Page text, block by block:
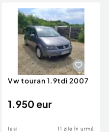
Vw touran 1.9tdi 2007
1.950 eur
Iasi 11 zile în urmă